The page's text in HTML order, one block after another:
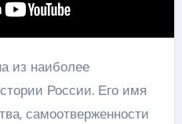
из наиболее
России. Его имя
самоотверженности